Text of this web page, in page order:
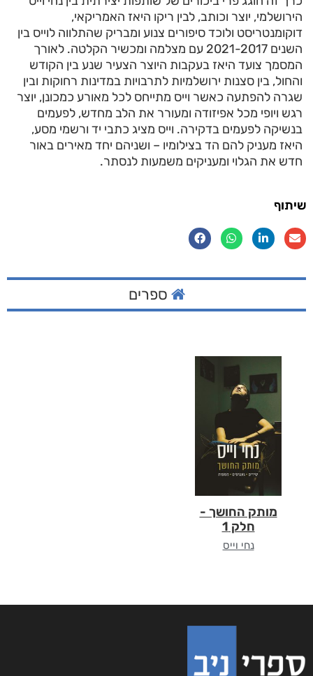
הירושלמי, יוצר וכותב, לבין ריקו היאז האמריקאי,
דוקומנטריסט ולוכד סיפורים צנוע ומבריק שהתלווה לוייס בין
השנים 2021-2017 עם מצלמה ומכשיר הקלטה. לאורך
המסמך צועד היאז בעקבות היוצר הצעיר שנע בין הקודש
והחול, בין סצנות ירושלמיות לתרבויות במדינות רחוקות ובין
שגרה להפתעה כאשר וייס מתייחס לכל מאורע כמכונן, יוצר
רגש ויופי מכל אפיזודה ומעורר את הלב מחדש, לפעמים
בנשיקה לפעמים בדקירה. וייס מציג כתבי יד ורשמי מסע,
היאז מעניק להם הד בצילומיו – ושניהם יחד מאירים באור
חדש את הגלוי ומעניקים משמעות לנסתר.
שיתוף
ספרים
מותק החושך -
חלק 1
נחי וייס